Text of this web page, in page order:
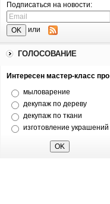
Подписаться на новости:
или
ГОЛОСОВАНИЕ
Интересен мастер-класс про
мыловарение
декупаж по дереву
декупаж по ткани
изготовление украшений